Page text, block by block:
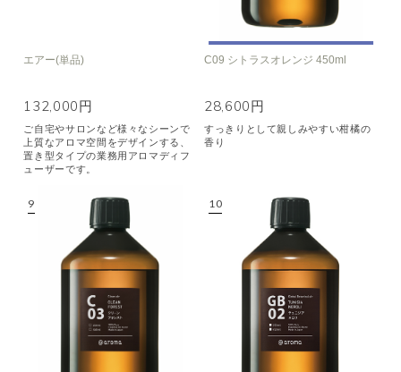
エアー(単品)
132,000円
ご自宅やサロンなど様々なシーンで
上質なアロマ空間をデザインする、
置き型タイプの業務用アロマディフ
ューザーです。
C09 シトラスオレンジ 450ml
28,600円
すっきりとして親しみやすい柑橘の
香り